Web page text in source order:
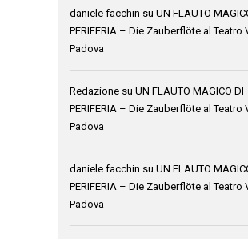
daniele facchin su UN FLAUTO
PERIFERIA – Die Zauberflöte al Teatro
Padova
Redazione su UN FLAUTO MAGICO DI
PERIFERIA – Die Zauberflöte al Teatro
Padova
daniele facchin su UN FLAUTO
PERIFERIA – Die Zauberflöte al Teatro
Padova